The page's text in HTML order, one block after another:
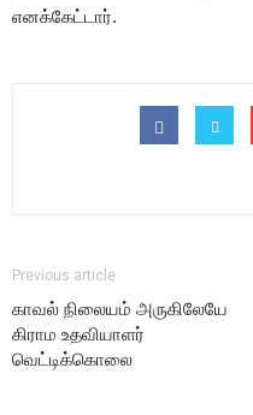
எனக்கேட்டார்.
Previous article
காவல் நிலையம் அருகிலேயே
கிராம உதவியாளர்
வெட்டிக்கொலை